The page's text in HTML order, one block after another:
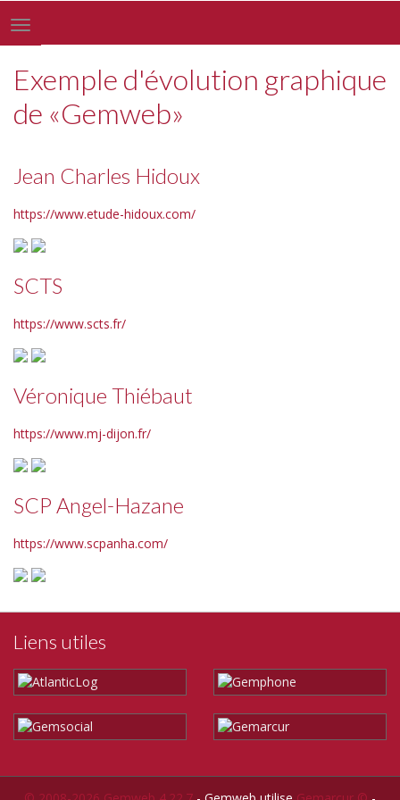
Toggle
navigation
Exemple d'évolution graphique
de «Gemweb»
Jean Charles Hidoux
https://www.etude-hidoux.com/
SCTS
https://www.scts.fr/
Véronique Thiébaut
https://www.mj-dijon.fr/
SCP Angel-Hazane
https://www.scpanha.com/
Liens utiles